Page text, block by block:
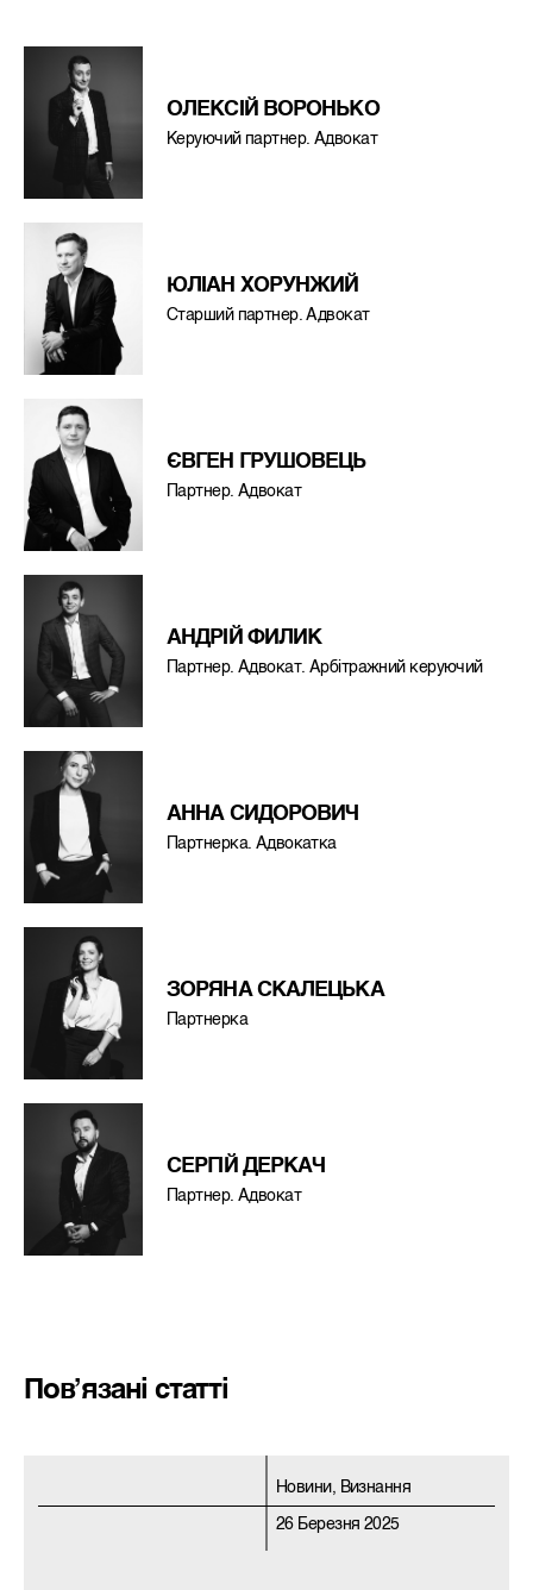
ОЛЕКСIЙ ВОРОНЬКО
Керуючий партнер. Адвокат
ЮЛІАН ХОРУНЖИЙ
Старший партнер. Адвокат
ЄВГЕН ГРУШОВЕЦЬ
Партнер. Адвокат
АНДРІЙ ФИЛИК
Партнер. Адвокат. Арбітражний керуючий
АННА СИДОРОВИЧ
Партнерка. Адвокатка
ЗОРЯНА СКАЛЕЦЬКА
Партнерка
СЕРГІЙ ДЕРКАЧ
Партнер. Адвокат
Пов’язані статті
Новини, Визнання
26 Березня 2025